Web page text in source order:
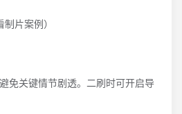
片案例）
免关键情节剧透。二刷时可开启导